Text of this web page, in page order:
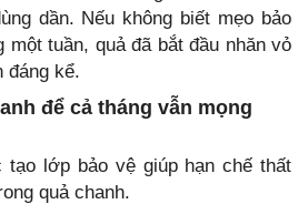
dần. Nếu không biết mẹo bảo
một tuần, quả đã bắt đầu nhăn vỏ
đáng kể.
để cả tháng vẫn mọng
lớp bảo vệ giúp hạn chế thất
quả chanh.